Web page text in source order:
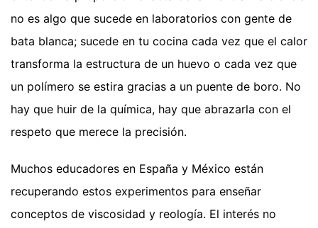
no es algo que sucede en laboratorios con gente de
bata blanca; sucede en tu cocina cada vez que el calor
transforma la estructura de un huevo o cada vez que
un polímero se estira gracias a un puente de boro. No
hay que huir de la química, hay que abrazarla con el
respeto que merece la precisión.
Muchos educadores en España y México están
recuperando estos experimentos para enseñar
conceptos de viscosidad y reología. El interés no